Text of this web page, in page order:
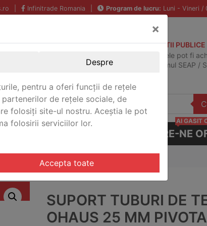
Infinitrade Romania Program de lucru: Luni - Vineri /
ACHIZITII PUBLICE
Produsele pot fi
in sistemul SEAP /
CERE-NE
AI GASIT
SUPORT TUBURI DE
OHAUS 25 MM
×
Despre
pentru a oferi funcții de rețele
de rețele sociale, de
folosiți site-ul nostru. Aceștia le pot
folosirii serviciilor lor.
Accepta toate